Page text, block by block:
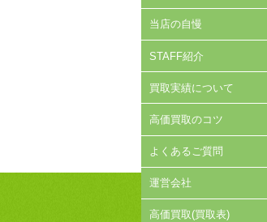
当店の自慢
STAFF紹介
買取実績について
高価買取のコツ
よくあるご質問
運営会社
高価買取(買取表)